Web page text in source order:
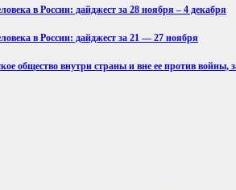
в России: дайджест за 28 ноября – 4 декабря
в России: дайджест за 21 — 27 ноября
общество внутри страны и вне ее против войны,